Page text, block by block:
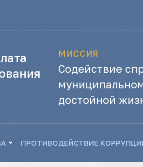
МИССИЯ
Содействие
достойной
ПРОТИВОДЕЙСТВИЕ